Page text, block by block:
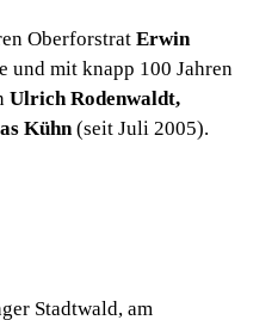
Oberforstrat Erwin
und mit knapp 100 Jahren
Ulrich Rodenwaldt,
Kühn (seit Juli 2005).
Stadtwald, am